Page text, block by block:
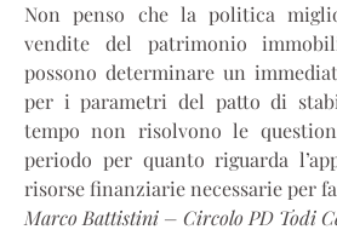
Non penso che la politica
vendite del patrimonio
possono determinare un
per i parametri del patto di
tempo non risolvono le
periodo per quanto riguarda
risorse finanziarie necessarie per
Marco Battistini – Circolo PD Todi